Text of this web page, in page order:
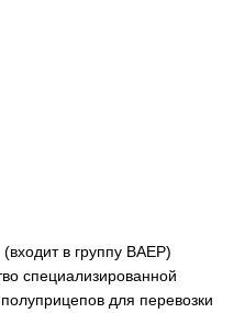
в группу ВАЕР)
специализированной
для перевозки